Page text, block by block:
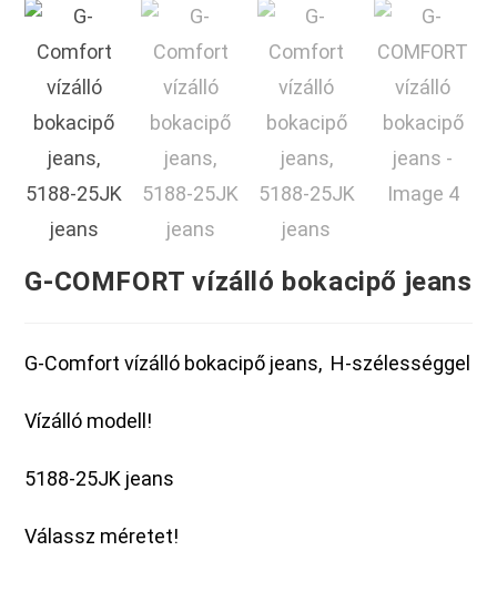
G-COMFORT vízálló bokacipő jeans
G-Comfort vízálló bokacipő jeans, H-szélességgel
Vízálló modell!
5188-25JK jeans
Válassz méretet!